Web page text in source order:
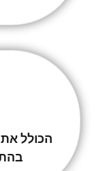
הכולל את